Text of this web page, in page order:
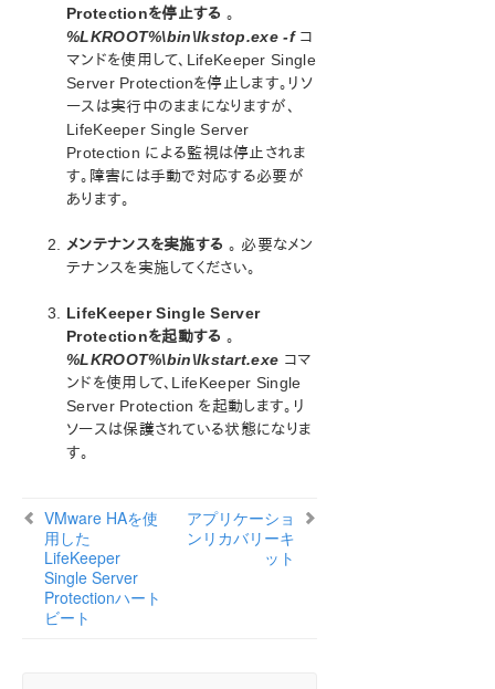
LifeKeeper Single Server Protection for Windows
LifeKeeper Single Server Protection for Windows
テクニカルドキュメンテーション
ドキュメンテーションについて
VMware HA との統合
管理
LifeKeeper Single Server ProtectionとVMware HAの
VMware HAの障害検出の有効化とリカバリシナリオ
VMware HAを使用したLifeKeeper Single Server
LifeKeeper Single Server Protection で保護されてい
るシステムのメンテナンス
アプリケーションリカバリーキット
プロダクトライフサイクル
Protectionを停止する 。
%LKROOT%\bin\lkstop.exe -fコ
マンドを使用して、LifeKeeper Single
Server Protectionを停止します。リソ
ースは実行中のままになりますが、
LifeKeeper Single Server
Protection による監視は停止されま
す。障害には手動で対応する必要が
あります。
メンテナンスを実施する 。 必要なメン
テナンスを実施してください。
LifeKeeper Single Server
Protectionを起動する 。
%LKROOT%\bin\lkstart.exe コマ
ンドを使用して、LifeKeeper Single
Server Protection を起動します。リ
ソースは保護されている状態になりま
す。
VMware HAを使
用した
LifeKeeper
Single Server
Protectionハート
ビート
アプリケーショ
ンリカバリーキ
ット